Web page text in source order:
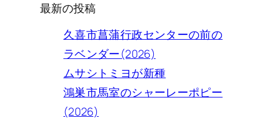
最新の投稿
久喜市菖蒲行政センターの前の
ラベンダー(2026)
ムサシトミヨが新種
鴻巣市馬室のシャーレーポピー
(2026)